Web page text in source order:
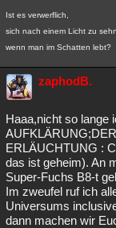
Astronomie
Musik Clash
Übersichten
Besucht
Lesenswert
Ist es verwerflich,
sich nach einem Licht zu
wenn man im Schatten lebt?
zaphodB.
Haaa,nicht so lange
ERLÄUCHTUNG :
das ist geheim). An
Super-Fuchs B8-t
Im zweufel ruf ich
Universums
dann machen wir